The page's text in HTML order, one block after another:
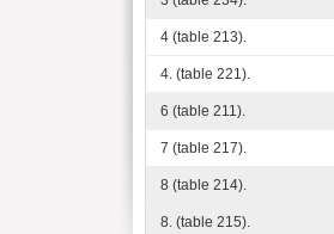
4 (table 213).
4. (table 221).
6 (table 211).
7 (table 217).
8 (table 214).
8. (table 215).